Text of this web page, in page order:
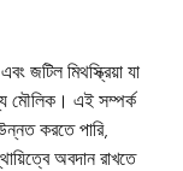
জটিল মিথস্ক্রিয়া যা
মৌলিক। এই সম্পর্ক
করতে পারি,
অবদান রাখতে